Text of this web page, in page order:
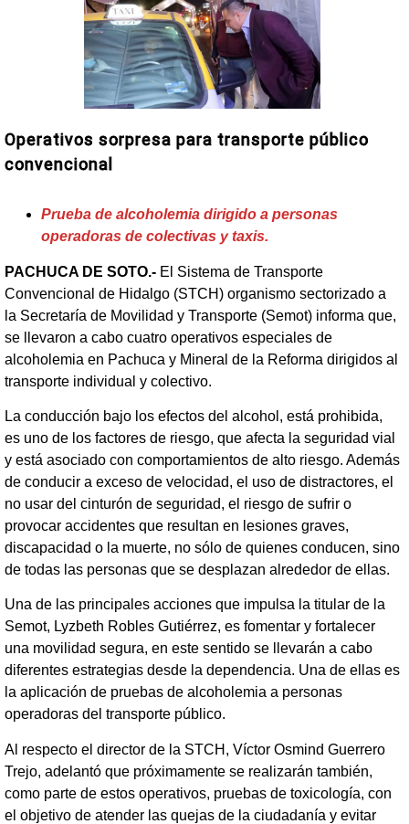
Operativos sorpresa para transporte público
convencional
Prueba de alcoholemia dirigido a personas
operadoras de colectivas y taxis.
PACHUCA DE SOTO.- El Sistema de Transporte
Convencional de Hidalgo (STCH) organismo sectorizado a
la Secretaría de Movilidad y Transporte (Semot) informa que,
se llevaron a cabo cuatro operativos especiales de
alcoholemia en Pachuca y Mineral de la Reforma dirigidos al
transporte individual y colectivo.
La conducción bajo los efectos del alcohol, está prohibida,
es uno de los factores de riesgo, que afecta la seguridad vial
y está asociado con comportamientos de alto riesgo. Además
de conducir a exceso de velocidad, el uso de distractores, el
no usar del cinturón de seguridad, el riesgo de sufrir o
provocar accidentes que resultan en lesiones graves,
discapacidad o la muerte, no sólo de quienes conducen, sino
de todas las personas que se desplazan alrededor de ellas.
Una de las principales acciones que impulsa la titular de la
Semot, Lyzbeth Robles Gutiérrez, es fomentar y fortalecer
una movilidad segura, en este sentido se llevarán a cabo
diferentes estrategias desde la dependencia. Una de ellas es
la aplicación de pruebas de alcoholemia a personas
operadoras del transporte público.
Al respecto el director de la STCH, Víctor Osmind Guerrero
Trejo, adelantó que próximamente se realizarán también,
como parte de estos operativos, pruebas de toxicología, con
el objetivo de atender las quejas de la ciudadanía y evitar